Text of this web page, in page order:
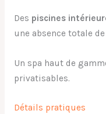
Des piscines
une absence totale
Un spa haut de
privatisables.
Détails pratiques